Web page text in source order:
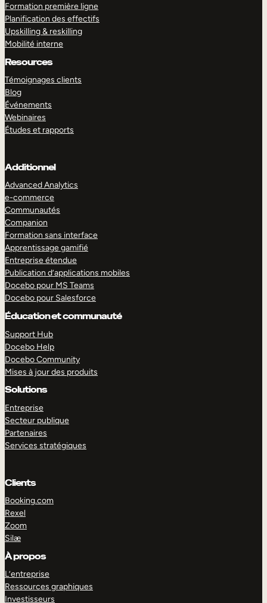
Formation première ligne
Planification des effectifs
Upskilling & reskilling
Mobilité interne
Resources
Témoignages clients
Blog
Événements
Webinaires
Études et rapports
Additionnel
Advanced Analytics
e-commerce
Communautés
Companion
Formation sans interface
Apprentissage gamifié
Entreprise étendue
Publication d’applications mobiles
Docebo pour MS Teams
Docebo pour Salesforce
Éducation et communauté
Support Hub
Docebo Help
Docebo Community
Mises à jour des produits
Solutions
Entreprise
Secteur publique
Partenaires
Services stratégiques
Clients
Booking.com
Rexel
Zoom
Silæ
À propos
L’entreprise
Ressources graphiques
Investisseurs